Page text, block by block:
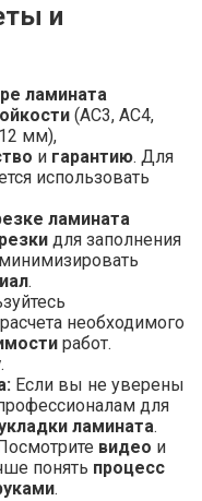
и
ламината
(AC3, AC4,
мм),
и гарантию. Для
использовать
ламината
для заполнения
.
необходимого
работ.
.
Если вы не уверены
для
ламината.
видео и
понять процесс
.